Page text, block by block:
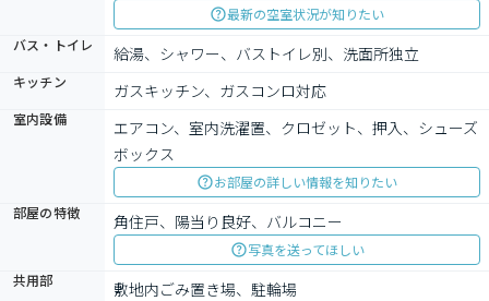
最新の空室状況が知りたい
バス・トイレ
給湯、シャワー、バストイレ別、洗面所独立
キッチン ガスキッチン、ガスコンロ対応
室内設備
エアコン、室内洗濯置、クロゼット、押入、シューズ
ボックス
お部屋の詳しい情報を知りたい
部屋の特徴
角住戸、陽当り良好、バルコニー
写真を送ってほしい
共用部
敷地内ごみ置き場、駐輪場